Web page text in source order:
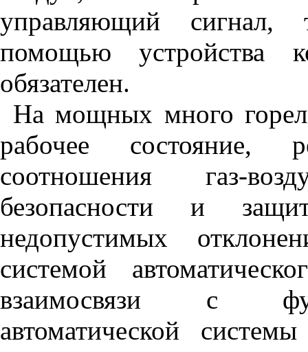
управляющий
помощью устройства
обязателен.
На мощных много
рабочее состояние,
соотношения газ-
безопасности и
недопустимых
системой
взаимосвязи с
автоматической